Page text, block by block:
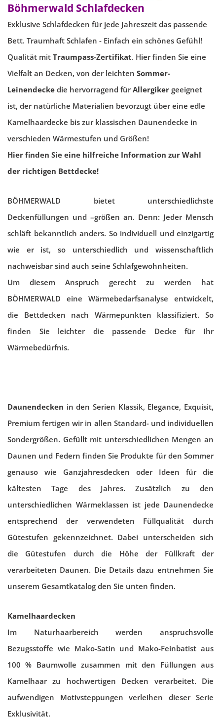
Böhmerwald Schlafdecken
Exklusive Schlafdecken für jede Jahreszeit das passende
Bett. Traumhaft Schlafen - Einfach ein schönes Gefühl!
Qualität mit Traumpass-Zertifikat. Hier finden Sie eine
Vielfalt an Decken, von der leichten Sommer-
Leinendecke die hervorragend fürAllergiker geeignet
ist, der natürliche Materialien bevorzugt über eine edle
Kamelhaardecke bis zur klassischen Daunendecke in
verschieden Wärmestufen und Größen!
Hier finden Sie eine hilfreiche Information zur Wahl
der richtigen Bettdecke!
BÖHMERWALD bietet unterschiedlichste
Deckenfüllungen und –größen an. Denn: Jeder Mensch
schläft bekanntlich anders. So individuell und einzigartig
wie er ist, so unterschiedlich und wissenschaftlich
nachweisbar sind auch seine Schlafgewohnheiten.
Um diesem Anspruch gerecht zu werden hat
BÖHMERWALD eine Wärmebedarfsanalyse entwickelt,
die Bettdecken nach Wärmepunkten klassifiziert. So
finden Sie leichter die passende Decke für Ihr
Wärmebedürfnis.
Daunendecken in den Serien Klassik, Elegance, Exquisit,
Premium fertigen wir in allen Standard- und individuellen
Sondergrößen. Gefüllt mit unterschiedlichen Mengen an
Daunen und Federn finden Sie Produkte für den Sommer
genauso wie Ganzjahresdecken oder Ideen für die
kältesten Tage des Jahres. Zusätzlich zu den
unterschiedlichen Wärmeklassen ist jede Daunendecke
entsprechend der verwendeten Füllqualität durch
Gütestufen gekennzeichnet. Dabei unterscheiden sich
die Gütestufen durch die Höhe der Füllkraft der
verarbeiteten Daunen. Die Details dazu entnehmen Sie
unserem Gesamtkatalog den Sie unten finden.
Kamelhaardecken
Im Naturhaarbereich werden anspruchsvolle
Bezugsstoffe wie Mako-Satin und Mako-Feinbatist aus
100 % Baumwolle zusammen mit den Füllungen aus
Kamelhaar zu hochwertigen Decken verarbeitet. Die
aufwendigen Motivsteppungen verleihen dieser Serie
Exklusivität.